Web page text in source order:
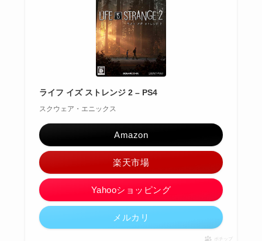
ライフ イズ ストレンジ 2 – PS4
スクウェア・エニックス
Amazon
楽天市場
Yahooショッピング
メルカリ
ポチップ